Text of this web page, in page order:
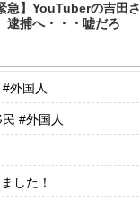
急】YouTuberの吉田さ
逮捕へ・・・嘘だろ
外国人
#外国人
した！